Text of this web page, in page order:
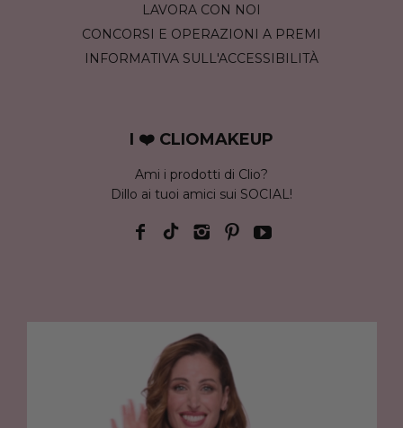
LAVORA CON NOI
CONCORSI E OPERAZIONI A PREMI
INFORMATIVA SULL'ACCESSIBILITÀ
I ❤️ CLIOMAKEUP
Ami i prodotti di Clio?
Dillo ai tuoi amici sui SOCIAL!